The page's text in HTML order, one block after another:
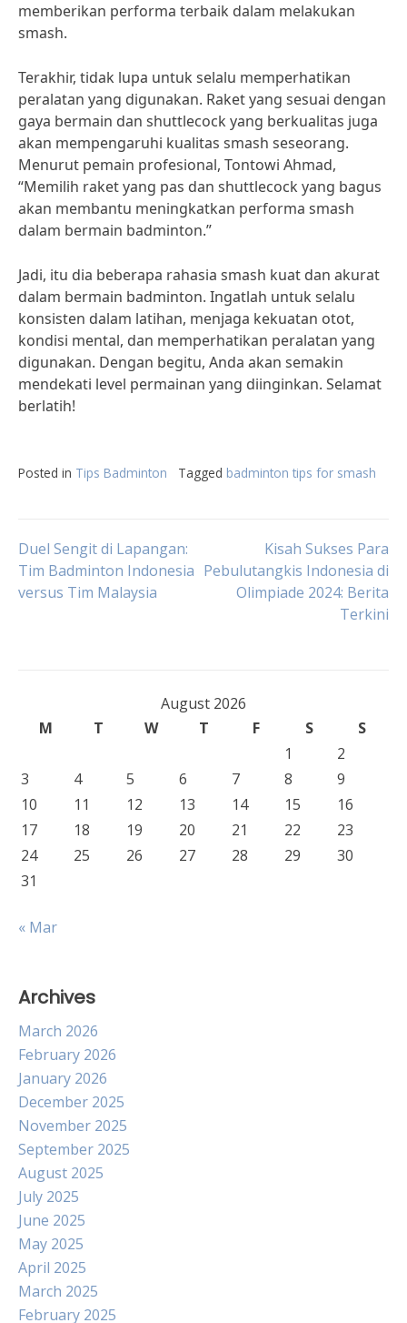
memberikan performa terbaik dalam melakukan
smash.
Terakhir, tidak lupa untuk selalu memperhatikan
peralatan yang digunakan. Raket yang sesuai dengan
gaya bermain dan shuttlecock yang berkualitas juga
akan mempengaruhi kualitas smash seseorang.
Menurut pemain profesional, Tontowi Ahmad,
“Memilih raket yang pas dan shuttlecock yang bagus
akan membantu meningkatkan performa smash
dalam bermain badminton.”
Jadi, itu dia beberapa rahasia smash kuat dan akurat
dalam bermain badminton. Ingatlah untuk selalu
konsisten dalam latihan, menjaga kekuatan otot,
kondisi mental, dan memperhatikan peralatan yang
digunakan. Dengan begitu, Anda akan semakin
mendekati level permainan yang diinginkan. Selamat
berlatih!
Posted in Tips Badminton Tagged badminton tips for smash
Post
navigation
Duel Sengit di Lapangan:
Tim Badminton Indonesia
versus Tim Malaysia
Kisah Sukses Para
Pebulutangkis Indonesia di
Olimpiade 2024: Berita
Terkini
August 2026
M
T W T F S
S
1
2
3
4 5 6 7 8
9
10
11 12 13 14 15
16
17
18 19 20 21 22
23
24
25 26 27 28 29
30
31
« Mar
Archives
March 2026
February 2026
January 2026
December 2025
November 2025
September 2025
August 2025
July 2025
June 2025
May 2025
April 2025
March 2025
February 2025